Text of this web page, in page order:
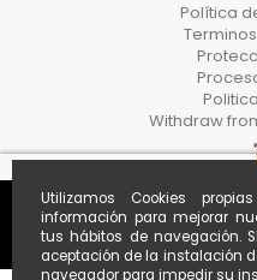
Utilizamos Cookies
información para mejorar
tus hábitos de navegación.
aceptación de la instalación
navegador para impedir su
Política
Withdraw